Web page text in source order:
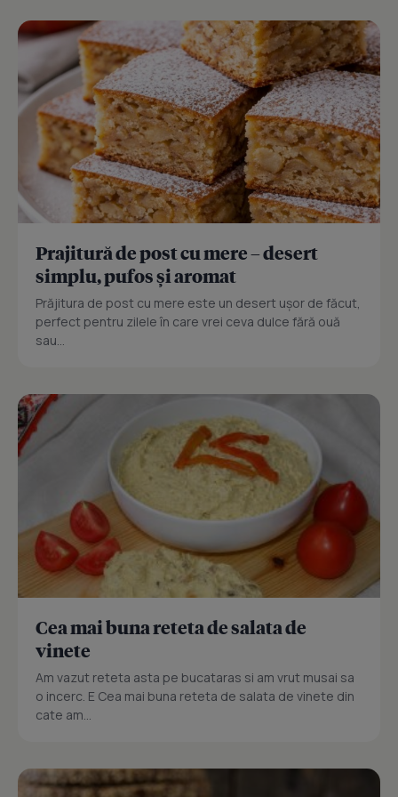
Prajitură de post cu mere – desert
simplu, pufos și aromat
Prăjitura de post cu mere este un desert ușor de făcut,
perfect pentru zilele în care vrei ceva dulce fără ouă
sau...
Cea mai buna reteta de salata de
vinete
Am vazut reteta asta pe bucataras si am vrut musai sa
o incerc. E Cea mai buna reteta de salata de vinete din
cate am...